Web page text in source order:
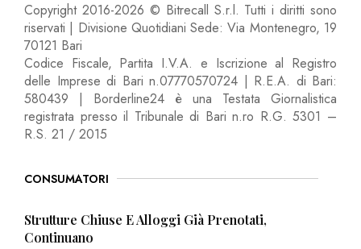
Copyright 2016-2026 © Bitrecall S.r.l. Tutti i diritti sono
riservati | Divisione Quotidiani Sede: Via Montenegro, 19
70121 Bari
Codice Fiscale, Partita I.V.A. e Iscrizione al Registro
delle Imprese di Bari n.07770570724 | R.E.A. di Bari:
580439 | Borderline24 è una Testata Giornalistica
registrata presso il Tribunale di Bari n.ro R.G. 5301 –
R.S. 21 / 2015
CONSUMATORI
Strutture Chiuse E Alloggi Già Prenotati,
Continuano